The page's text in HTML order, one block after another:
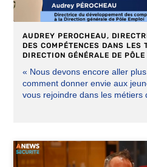
AUDREY PEROCHEAU,
DES COMPÉTENCES DANS LES
DIRECTION GÉNÉRALE DE
« Nous devons encore aller
comment donner envie aux
vous rejoindre dans les métiers